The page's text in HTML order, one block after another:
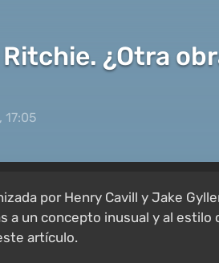
¿Otra
17:05
por Henry Cavill y Jake
un concepto inusual y al
artículo.